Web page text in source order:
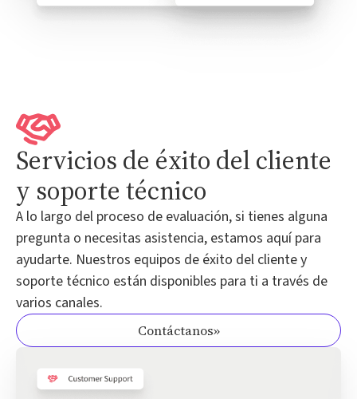
Servicios de éxito del cliente
y soporte técnico
A lo largo del proceso de evaluación, si tienes alguna
pregunta o necesitas asistencia, estamos aquí para
ayudarte. Nuestros equipos de éxito del cliente y
soporte técnico están disponibles para ti a través de
varios canales.
Contáctanos»